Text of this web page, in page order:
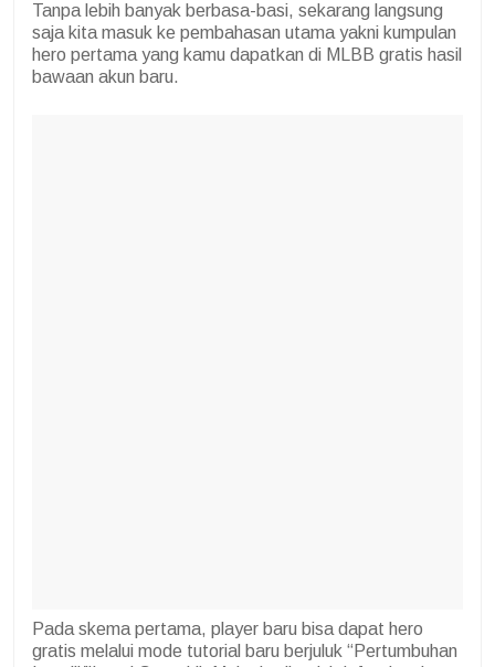
Tanpa lebih banyak berbasa-basi, sekarang langsung
saja kita masuk ke pembahasan utama yakni kumpulan
hero pertama yang kamu dapatkan di MLBB gratis hasil
bawaan akun baru.
Pada skema pertama, player baru bisa dapat hero
gratis melalui mode tutorial baru berjuluk “Pertumbuhan